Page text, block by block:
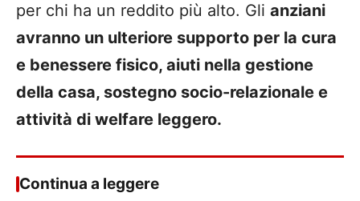
per chi ha un reddito più alto. Gli anziani
avranno un ulteriore supporto per la cura
e benessere fisico, aiuti nella gestione
della casa, sostegno socio-relazionale e
attività di welfare leggero.
Continua a leggere